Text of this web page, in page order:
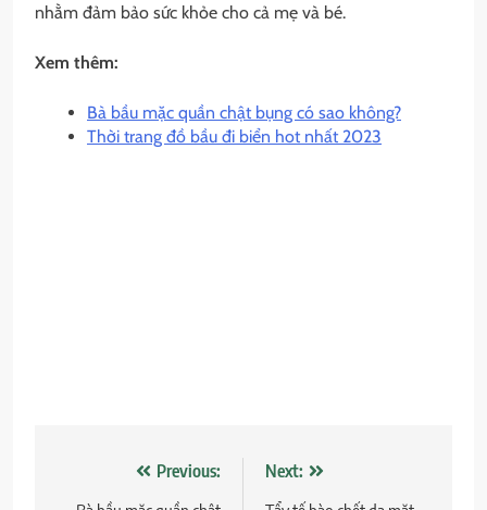
nhằm đảm bảo sức khỏe cho cả mẹ và bé.
Xem thêm:
Bà bầu mặc quần chật bụng có sao không?
Thời trang đồ bầu đi biển hot nhất 2023
Previous:
Next: